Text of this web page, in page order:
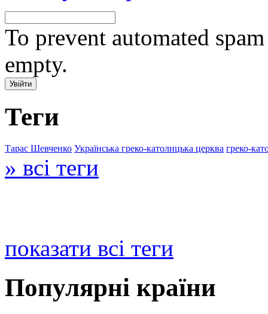
To prevent automated
empty.
Теги
Тарас Шевченко Українська греко-католицька церква греко-
» всі теги
показати всі теги
Популярні країни